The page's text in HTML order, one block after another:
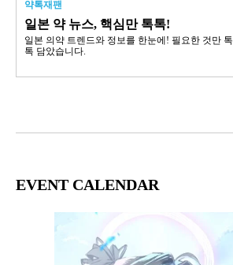
약톡재팬
일본 약 뉴스, 핵심만 톡톡!
일본 의약 트렌드와 정보를 한눈에! 필요한 것만 톡
톡 담았습니다.
EVENT CALENDAR